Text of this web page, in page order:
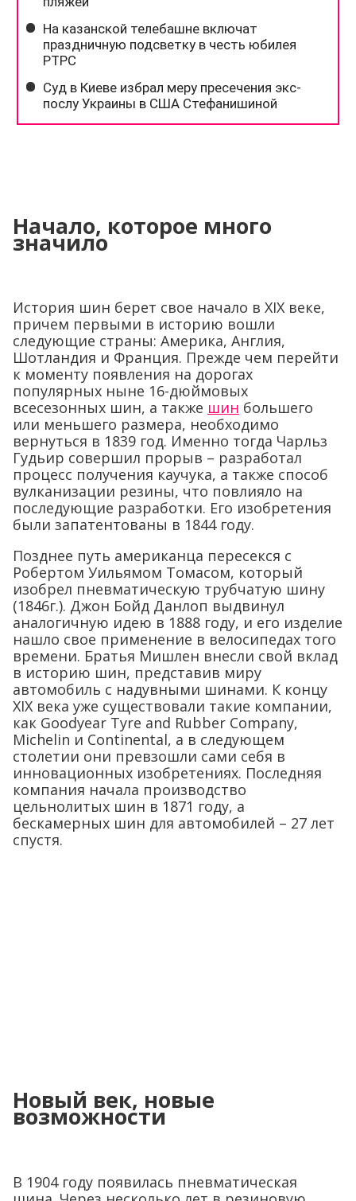
Начало, которое много
значило
История шин берет свое начало в XIX веке,
причем первыми в историю вошли
следующие страны: Америка, Англия,
Шотландия и Франция. Прежде чем перейти
к моменту появления на дорогах
популярных ныне 16-дюймовых
всесезонных шин, а также шин большего
или меньшего размера, необходимо
вернуться в 1839 год. Именно тогда Чарльз
Гудьир совершил прорыв – разработал
процесс получения каучука, а также способ
вулканизации резины, что повлияло на
последующие разработки. Его изобретения
были запатентованы в 1844 году.
Позднее путь американца пересекся с
Робертом Уильямом Томасом, который
изобрел пневматическую трубчатую шину
(1846г.). Джон Бойд Данлоп выдвинул
аналогичную идею в 1888 году, и его изделие
нашло свое применение в велосипедах того
времени. Братья Мишлен внесли свой вклад
в историю шин, представив миру
автомобиль с надувными шинами. К концу
XIX века уже существовали такие компании,
как Goodyear Tyre and Rubber Company,
Michelin и Continental, а в следующем
столетии они превзошли сами себя в
инновационных изобретениях. Последняя
компания начала производство
цельнолитых шин в 1871 году, а
бескамерных шин для автомобилей – 27 лет
спустя.
Новый век, новые
возможности
В 1904 году появилась пневматическая